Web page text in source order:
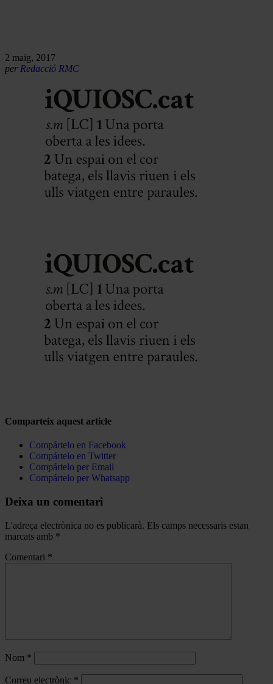
2 maig, 2017
per Redacció RMC
Comparteix aquest article
Compártelo en Facebook
Compártelo en Twitter
Compártelo per Email
Compártelo per Whatsapp
Deixa un comentari
L'adreça electrònica no es publicarà. Els camps necessaris estan
marcats amb *
Comentari *
Nom *
Correu electrònic *